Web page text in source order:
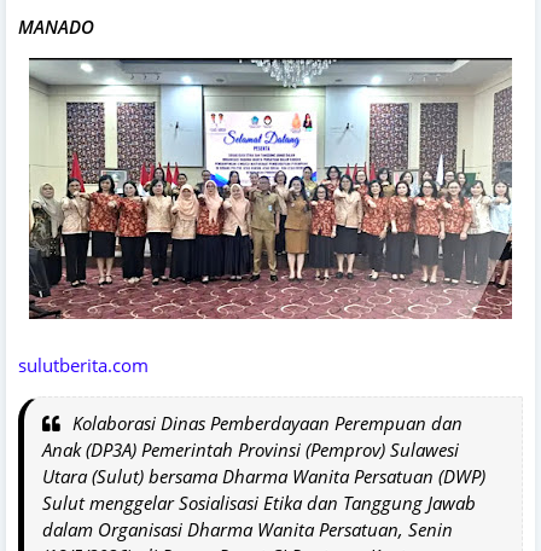
MANADO
sulutberita.com
Kolaborasi Dinas Pemberdayaan Perempuan dan
Anak (DP3A) Pemerintah Provinsi (Pemprov) Sulawesi
Utara (Sulut) bersama Dharma Wanita Persatuan (DWP)
Sulut menggelar Sosialisasi Etika dan Tanggung Jawab
dalam Organisasi Dharma Wanita Persatuan, Senin